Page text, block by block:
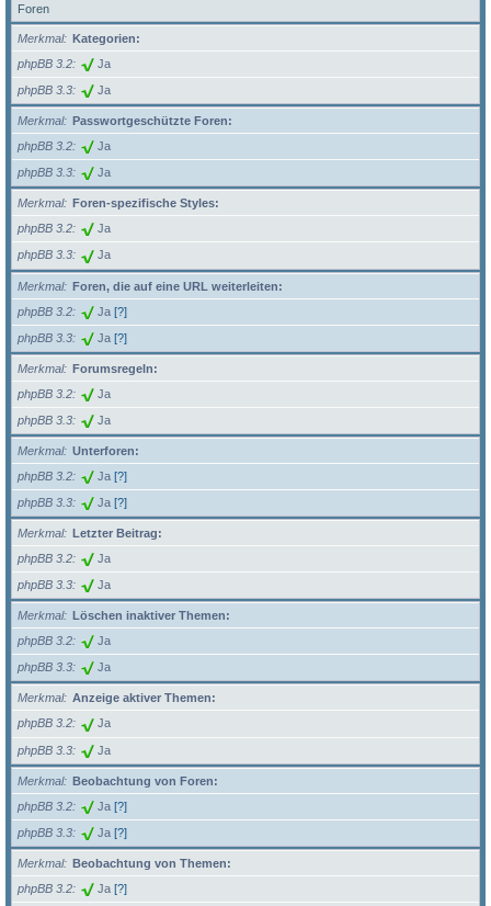
Foren
Merkmal
Kategorien:
phpBB 3.2
Ja
phpBB 3.3 Ja
Merkmal
Passwortgeschützte Foren:
phpBB 3.2
Ja
phpBB 3.3 Ja
Merkmal
Foren-spezifische Styles:
phpBB 3.2
Ja
phpBB 3.3 Ja
Merkmal
Foren, die auf eine URL weiterleiten:
phpBB 3.2
Ja [?]
phpBB 3.3 Ja [?]
Merkmal
Forumsregeln:
phpBB 3.2
Ja
phpBB 3.3 Ja
Merkmal
Unterforen:
phpBB 3.2
Ja [?]
phpBB 3.3 Ja [?]
Merkmal
Letzter Beitrag:
phpBB 3.2
Ja
phpBB 3.3 Ja
Merkmal
Löschen inaktiver Themen:
phpBB 3.2
Ja
phpBB 3.3 Ja
Merkmal
Anzeige aktiver Themen:
phpBB 3.2
Ja
phpBB 3.3 Ja
Merkmal
Beobachtung von Foren:
phpBB 3.2
Ja [?]
phpBB 3.3 Ja [?]
Merkmal
Beobachtung von Themen:
phpBB 3.2
Ja [?]